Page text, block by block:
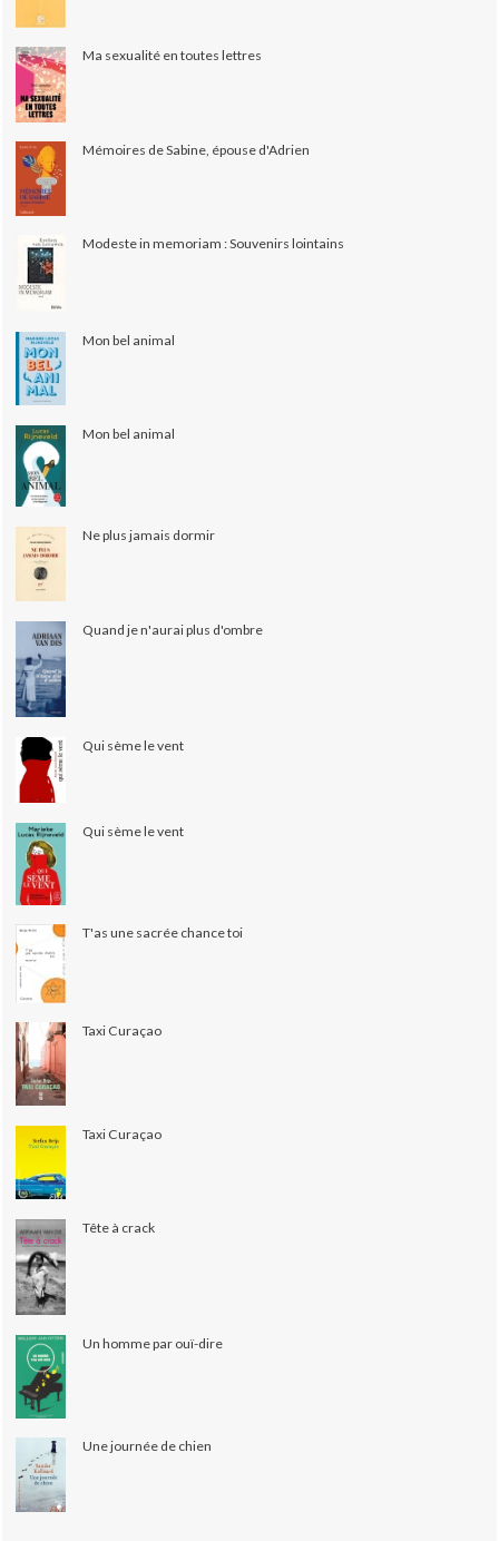
Ma sexualité en toutes lettres
Mémoires de Sabine, épouse d'Adrien
Modeste in memoriam : Souvenirs lointains
Mon bel animal
Mon bel animal
Ne plus jamais dormir
Quand je n'aurai plus d'ombre
Qui sème le vent
Qui sème le vent
T'as une sacrée chance toi
Taxi Curaçao
Taxi Curaçao
Tête à crack
Un homme par ouï-dire
Une journée de chien